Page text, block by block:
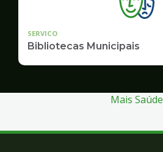
SERVICO
Bibliotecas Municipais
Mais Saúde